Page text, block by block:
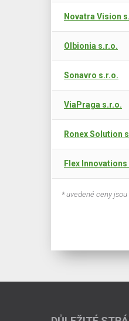
Novatra Vision
Olbionia s.r.o.
Sonavro s.r.o.
ViaPraga s.r.o.
Ronex Solution
Flex Innovations
* uvedené ceny